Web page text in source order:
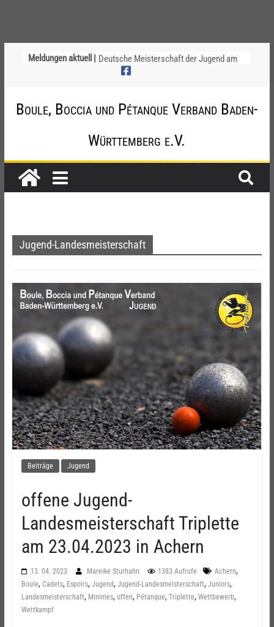
Meldungen aktuell | Deutsche Meisterschaft der Jugend am
12. / 13. September 2026 – die
am 20.09.2026
2026
Jahr beim TSV Badenia Feudenheim
Boule, Boccia und Pétanque Verband Baden-
Württemberg e.V.
Jugend-Landesmeisterschaft
Beiträge Jugend
offene Jugend-
Landesmeisterschaft ​Triplette
am 23.04.2023​ in Achern
13. 04. 2023 Mareike Sturhahn 1383 Aufrufe Achern,
Boule, Cadets, Espoirs, Jugend, Jugend-Landesmeisterschaft, Juniors,
Landesmeisterschaft, Minimes, offen, Pétanque, Triplette, Wettbewerb,
Wettkampf